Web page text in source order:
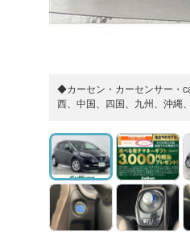
◆カーセン・カーセンサー・
西、中国、四国、九州、沖縄